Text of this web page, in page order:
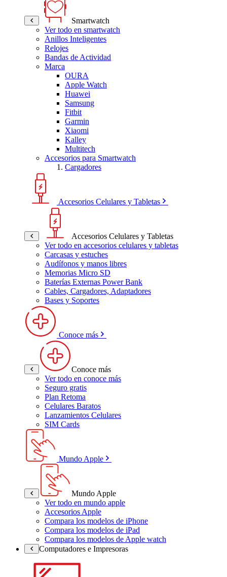
Smartwatch
Ver todo en smartwatch
Anillos Inteligentes
Relojes
Bandas de Actividad
Marca
OURA
Apple Watch
Huawei
Samsung
Fitbit
Garmin
Xiaomi
Kalley
Multitech
Accesorios para Smartwatch
Cargadores
Accesorios Celulares y Tabletas
Accesorios Celulares y Tabletas
Ver todo en accesorios celulares y tabletas
Carcasas y estuches
Audífonos y manos libres
Memorias Micro SD
Baterías Externas Power Bank
Cables, Cargadores, Adaptadores
Bases y Soportes
Conoce más
Conoce más
Ver todo en conoce más
Seguro gratis
Plan Retoma
Celulares Baratos
Lanzamientos Celulares
SIM Cards
Mundo Apple
Mundo Apple
Ver todo en mundo apple
Accesorios Apple
Compara los modelos de iPhone
Compara los modelos de iPad
Compara los modelos de Apple watch
Computadores e Impresoras